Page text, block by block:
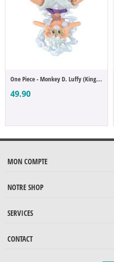
One Piece - Monkey D. Luffy (King of Artist)
49.90
MON COMPTE
NOTRE SHOP
SERVICES
CONTACT